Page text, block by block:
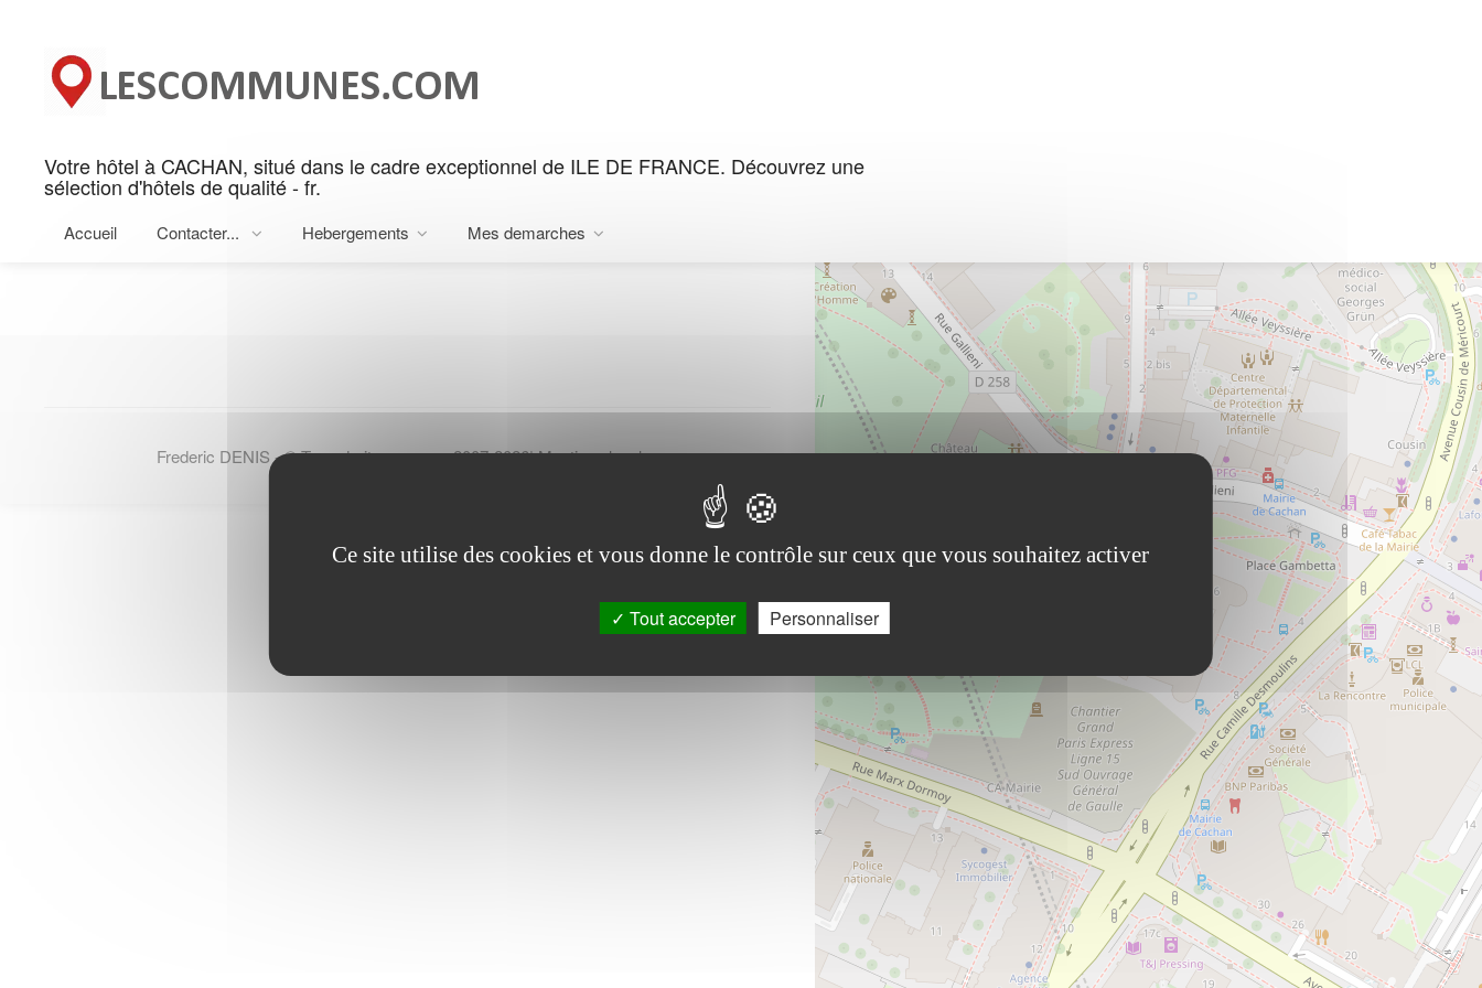
Votre hôtel à CACHAN, situé dans le cadre exceptionnel de ILE DE FRANCE. Découvrez une
sélection d'hôtels de qualité - fr.
Accueil Contacter... Hebergements Mes demarches
Rechercher votre hotel sur CACHAN
Rechercher sur CACHAN
Frederic DENIS - © Tous droits reserves 2007-2026|Mentions legales
Ce site utilise des cookies et vous donne le contrôle sur ceux que vous souhaitez activer
Tout accepter Personnaliser